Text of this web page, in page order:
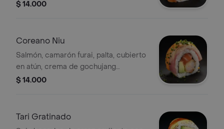
gratinada y chips de wantán.
$ 14.000
Coreano Niu
Salmón, camarón furai, palta, cubierto
en atún, crema de gochujang
gratinada y ciboulette.
$ 14.000
Tari Gratinado